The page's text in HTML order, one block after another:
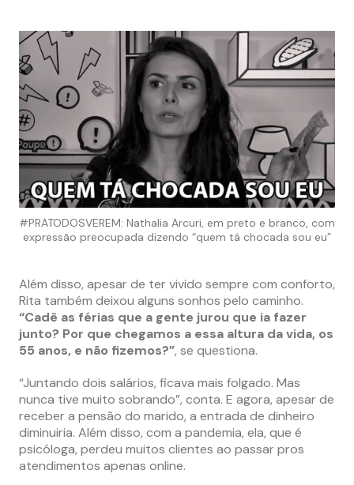
#PRATODOSVEREM: Nathalia Arcuri, em preto e branco, com
expressão preocupada dizendo “quem tá chocada sou eu”
Além disso, apesar de ter vivido sempre com conforto,
Rita também deixou alguns sonhos pelo caminho.
“Cadê as férias que a gente jurou que ia fazer
junto? Por que chegamos a essa altura da vida, os
55 anos, e não fizemos?”, se questiona.
“Juntando dois salários, ficava mais folgado. Mas
nunca tive muito sobrando”, conta. E agora, apesar de
receber a pensão do marido, a entrada de dinheiro
diminuiria. Além disso, com a pandemia, ela, que é
psicóloga, perdeu muitos clientes ao passar pros
atendimentos apenas online.